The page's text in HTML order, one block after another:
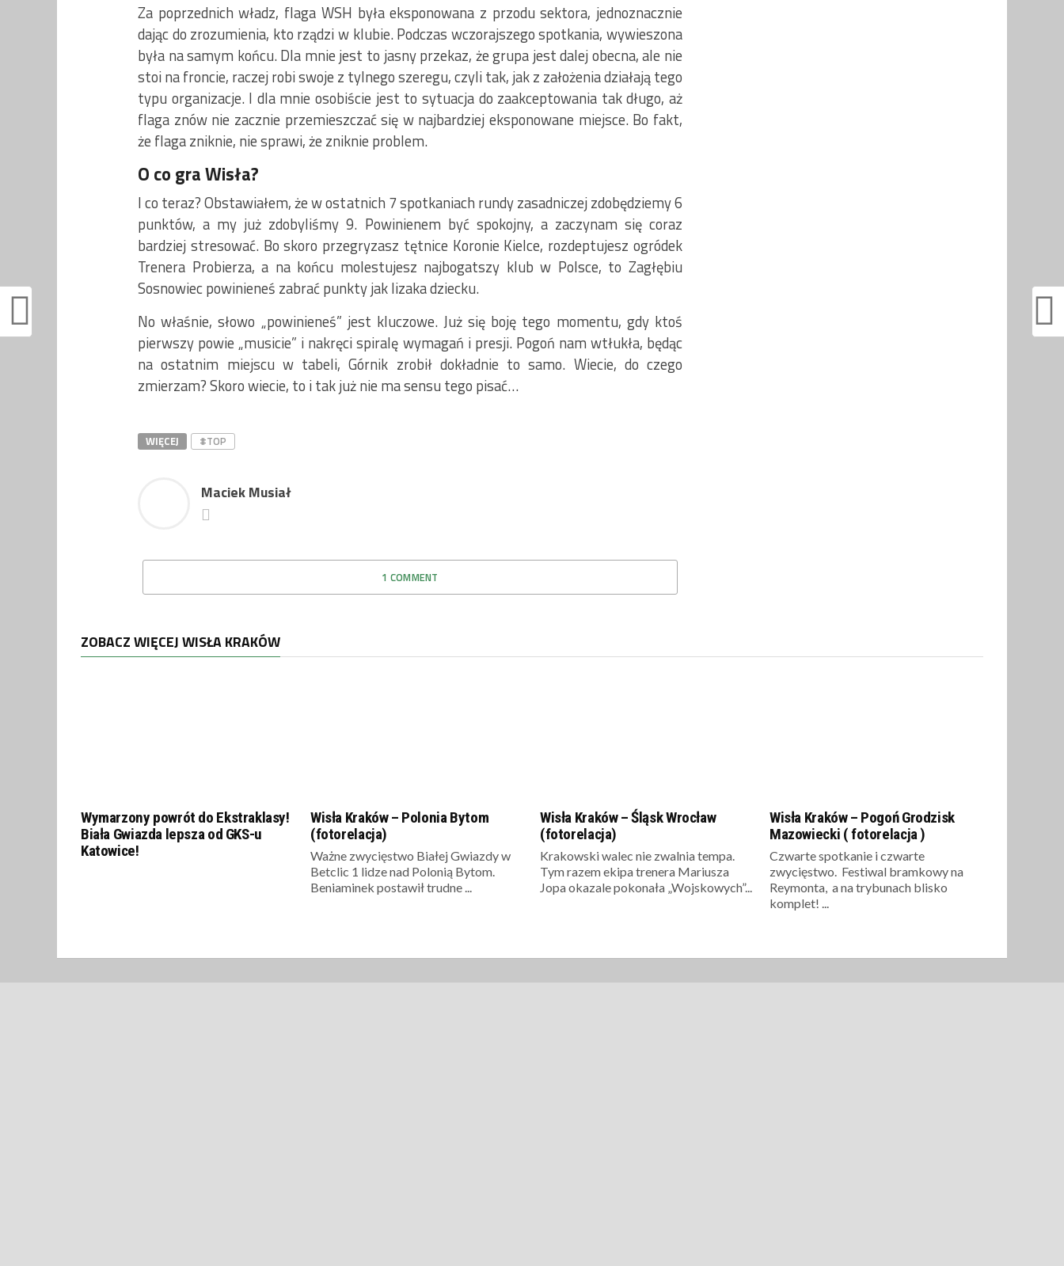
Za poprzednich władz, flaga WSH była eksponowana z przodu sektora, jednoznacznie
dając do zrozumienia, kto rządzi w klubie. Podczas wczorajszego spotkania, wywieszona
była na samym końcu. Dla mnie jest to jasny przekaz, że grupa jest dalej obecna, ale nie
stoi na froncie, raczej robi swoje z tylnego szeregu, czyli tak, jak z założenia działają tego
typu organizacje. I dla mnie osobiście jest to sytuacja do zaakceptowania tak długo, aż
flaga znów nie zacznie przemieszczać się w najbardziej eksponowane miejsce. Bo fakt,
że flaga zniknie, nie sprawi, że zniknie problem.
O co gra Wisła?
I co teraz? Obstawiałem, że w ostatnich 7 spotkaniach rundy zasadniczej zdobędziemy 6
punktów, a my już zdobyliśmy 9. Powinienem być spokojny, a zaczynam się coraz
bardziej stresować. Bo skoro przegryzasz tętnice Koronie Kielce, rozdeptujesz ogródek
Trenera Probierza, a na końcu molestujesz najbogatszy klub w Polsce, to Zagłębiu
Sosnowiec powinieneś zabrać punkty jak lizaka dziecku.
No właśnie, słowo „powinieneś” jest kluczowe. Już się boję tego momentu, gdy ktoś
pierwszy powie „musicie” i nakręci spiralę wymagań i presji. Pogoń nam wtłukła, będąc
na ostatnim miejscu w tabeli, Górnik zrobił dokładnie to samo. Wiecie, do czego
zmierzam? Skoro wiecie, to i tak już nie ma sensu tego pisać…
WIĘCEJ #TOP
Maciek Musiał
1 COMMENT
ZOBACZ WIĘCEJ WISŁA KRAKÓW
Wymarzony powrót do Ekstraklasy!
Biała Gwiazda lepsza od GKS-u
Katowice!
Wisła Kraków – Polonia Bytom
(fotorelacja)
Ważne zwycięstwo Białej Gwiazdy w
Betclic 1 lidze nad Polonią Bytom.
Beniaminek postawił trudne ...
Wisła Kraków – Śląsk Wrocław
(fotorelacja)
Krakowski walec nie zwalnia tempa.
Tym razem ekipa trenera Mariusza
Jopa okazale pokonała „Wojskowych”...
Wisła Kraków – Pogoń Grodzisk
Mazowiecki ( fotorelacja )
Czwarte spotkanie i czwarte
zwycięstwo. Festiwal bramkowy na
Reymonta, a na trybunach blisko
komplet! ...